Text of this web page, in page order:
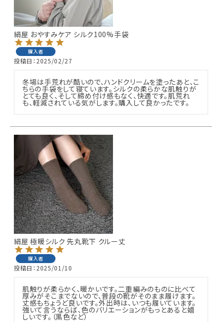
絹屋 おやすみケア シルク100%手袋
購入者
投稿日 2025/02/27
冬場は手荒れが酷いので、ハンドクリームを塗ったあと、こ
ちらの手袋をして寝ています。シルクの柔らかな肌触りが
とても良く、そして締め付け感もなく、快適です。肌荒れ
も、軽減されている気がします。購入して良かったです。
絹屋 極暖シルク 先丸靴下 クルー丈
購入者
投稿日 2025/01/10
肌触りが柔らかく、暖かいです。二重編みのものに比べて
厚みがそこまでないので、普段の靴がそのまま履けます。
丈感もちょうど良いです。外出時は、いつも履いています。
強いて言うならば、色のバリエーションがもっとあると嬉
しいです。（黒色など）